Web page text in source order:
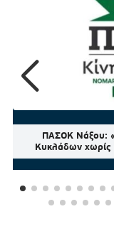
ΠΑΣΟΚ Νάξου:
Κυκλάδων χωρίς